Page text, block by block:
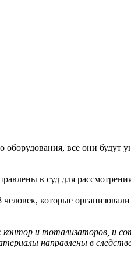
оборудования, все они
в суд для
которые
и тотализаторов, и
направлены в